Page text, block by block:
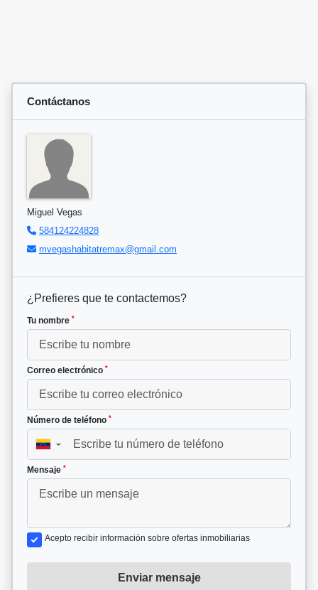
Contáctanos
Miguel Vegas
584124224828
mvegashabitatremax@gmail.com
¿Prefieres que te contactemos?
Tu nombre *
Correo electrónico *
Número de teléfono *
▼
Mensaje *
Acepto recibir información sobre ofertas inmobiliarias
Enviar mensaje